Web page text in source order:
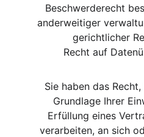
Beschwerderecht
anderweitiger
gerichtlicher
Recht auf
Sie haben das
Grundlage Ihrer
Erfüllung eines
verarbeiten, an sich